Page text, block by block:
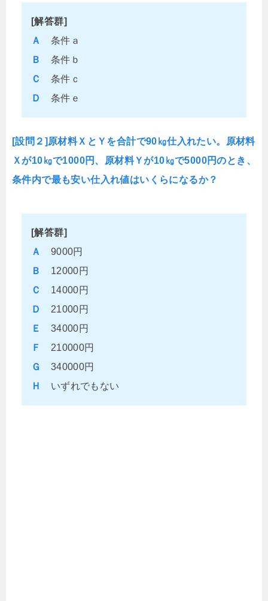
[解答群]
Ａ
条件ａ
Ｂ
条件ｂ
Ｃ
条件ｃ
Ｄ
条件ｅ
[設問２]原材料ＸとＹを合計で90㎏仕入れたい。原材料
Ｘが10㎏で1000円、原材料Ｙが10㎏で5000円のとき、
条件内で最も安い仕入れ値はいくらになるか？
[解答群]
Ａ
9000円
Ｂ
12000円
Ｃ
14000円
Ｄ
21000円
Ｅ
34000円
Ｆ
210000円
Ｇ
340000円
Ｈ
いずれでもない